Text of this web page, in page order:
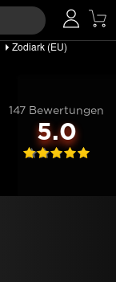
Zodiark (EU)
147 Bewertungen
5.0